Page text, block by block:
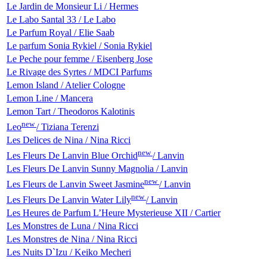
Le Jardin de Monsieur Li / Hermes
Le Labo Santal 33 / Le Labo
Le Parfum Royal / Elie Saab
Le parfum Sonia Rykiel / Sonia Rykiel
Le Peche pour femme / Eisenberg Jose
Le Rivage des Syrtes / MDCI Parfums
Lemon Island / Atelier Cologne
Lemon Line / Mancera
Lemon Tart / Theodoros Kalotinis
Leonew/ Tiziana Terenzi
Les Delices de Nina / Nina Ricci
Les Fleurs De Lanvin Blue Orchidnew/ Lanvin
Les Fleurs De Lanvin Sunny Magnolia / Lanvin
Les Fleurs de Lanvin Sweet Jasminenew/ Lanvin
Les Fleurs De Lanvin Water Lilynew/ Lanvin
Les Heures de Parfum L’Heure Mysterieuse XII / Cartier
Les Monstres de Luna / Nina Ricci
Les Monstres de Nina / Nina Ricci
Les Nuits D`Izu / Keiko Mecheri